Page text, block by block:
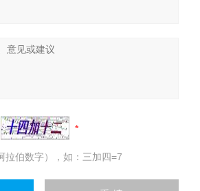
拉伯数字），如：三加四=7